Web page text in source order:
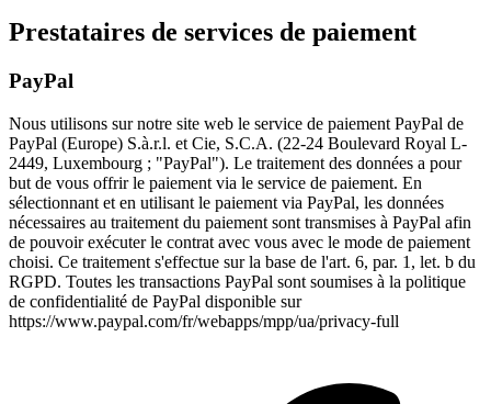
Prestataires de services de paiement
PayPal
Nous utilisons sur notre site web le service de paiement PayPal de
PayPal (Europe) S.à.r.l. et Cie, S.C.A. (22-24 Boulevard Royal L-
2449, Luxembourg ; "PayPal"). Le traitement des données a pour
but de vous offrir le paiement via le service de paiement. En
sélectionnant et en utilisant le paiement via PayPal, les données
nécessaires au traitement du paiement sont transmises à PayPal afin
de pouvoir exécuter le contrat avec vous avec le mode de paiement
choisi. Ce traitement s'effectue sur la base de l'art. 6, par. 1, let. b du
RGPD. Toutes les transactions PayPal sont soumises à la politique
de confidentialité de PayPal disponible sur
https://www.paypal.com/fr/webapps/mpp/ua/privacy-full